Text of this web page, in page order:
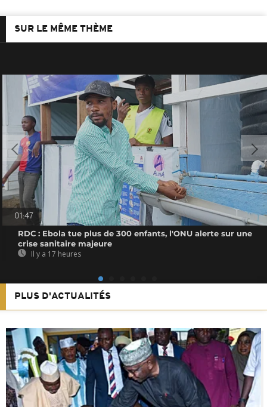
SUR LE MÊME THÈME
01:47
RDC : Ebola tue plus de 300 enfants, l'ONU alerte sur une
crise sanitaire majeure
Il y a 17 heures
PLUS D'ACTUALITÉS